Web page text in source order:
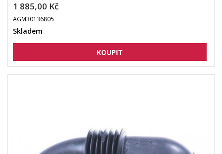
1 885,00 Kč
AGM30136805
Skladem